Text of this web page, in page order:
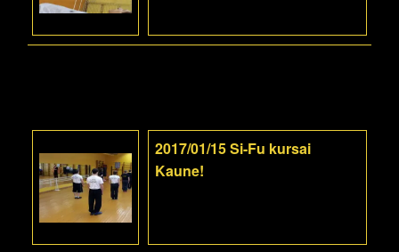
2017/01/15 Si-Fu kursai
Kaune!